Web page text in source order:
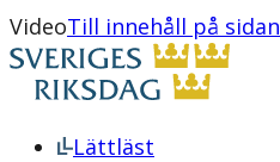
VideoTill innehåll på sidan
Lättläst